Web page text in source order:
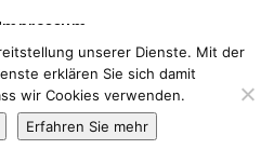
Impressum
unserer Dienste. Mit der
erklären Sie sich damit
wir Cookies verwenden.
Erfahren Sie mehr